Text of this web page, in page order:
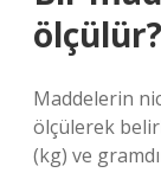
ölçülür?
Maddelerin
ölçülerek
(kg) ve